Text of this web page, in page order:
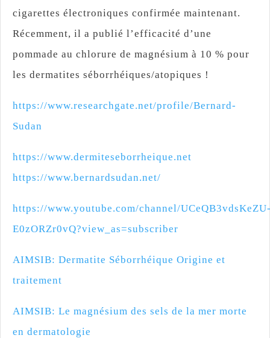
cigarettes électroniques confirmée maintenant.
Récemment, il a publié l’efficacité d’une
pommade au chlorure de magnésium à 10 % pour
les dermatites séborrhéiques/atopiques !
https://www.researchgate.net/profile/Bernard-
Sudan
https://www.dermiteseborrheique.net
https://www.bernardsudan.net/
https://www.youtube.com/channel/
E0zORZr0vQ?view_as=subscriber
AIMSIB: Dermatite Séborrhéique Origine et
traitement
AIMSIB: Le magnésium des sels de la mer morte
en dermatologie